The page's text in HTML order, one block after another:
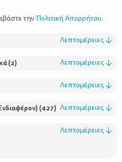
Σύνδεσμοι
ΔΕΛΤΑ moms
την Πολιτική Απορρήτου.
Λεπτομέρειες ↓
(2) Λεπτομέρειες ↓
Λεπτομέρειες ↓
(427) Λεπτομέρειες ↓
Λεπτομέρειες ↓